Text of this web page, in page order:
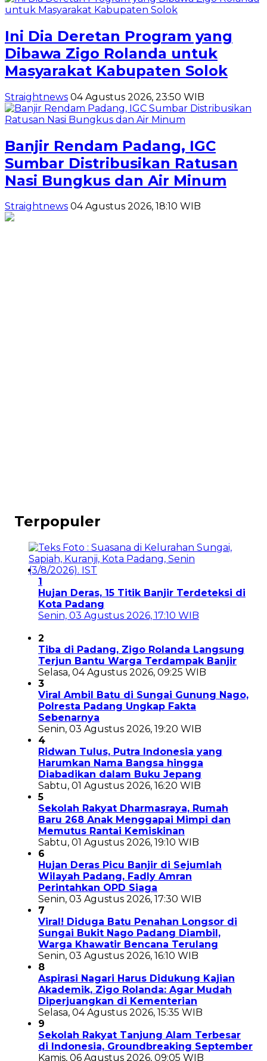
Ini Dia Deretan Program yang
Dibawa Zigo Rolanda untuk
Masyarakat Kabupaten Solok
Straightnews 04 Agustus 2026, 23:50 WIB
Banjir Rendam Padang, IGC
Sumbar Distribusikan Ratusan
Nasi Bungkus dan Air Minum
Straightnews 04 Agustus 2026, 18:10 WIB
Terpopuler
1
Hujan Deras, 15 Titik Banjir Terdeteksi di
Kota Padang
Senin, 03 Agustus 2026, 17:10 WIB
2
Tiba di Padang, Zigo Rolanda Langsung
Terjun Bantu Warga Terdampak Banjir
Selasa, 04 Agustus 2026, 09:25 WIB
3
Viral Ambil Batu di Sungai Gunung Nago,
Polresta Padang Ungkap Fakta
Sebenarnya
Senin, 03 Agustus 2026, 19:20 WIB
4
Ridwan Tulus, Putra Indonesia yang
Harumkan Nama Bangsa hingga
Diabadikan dalam Buku Jepang
Sabtu, 01 Agustus 2026, 16:20 WIB
5
Sekolah Rakyat Dharmasraya, Rumah
Baru 268 Anak Menggapai Mimpi dan
Memutus Rantai Kemiskinan
Sabtu, 01 Agustus 2026, 19:10 WIB
6
Hujan Deras Picu Banjir di Sejumlah
Wilayah Padang, Fadly Amran
Perintahkan OPD Siaga
Senin, 03 Agustus 2026, 17:30 WIB
7
Viral! Diduga Batu Penahan Longsor di
Sungai Bukit Nago Padang Diambil,
Warga Khawatir Bencana Terulang
Senin, 03 Agustus 2026, 16:10 WIB
8
Aspirasi Nagari Harus Didukung Kajian
Akademik, Zigo Rolanda: Agar Mudah
Diperjuangkan di Kementerian
Selasa, 04 Agustus 2026, 15:35 WIB
9
Sekolah Rakyat Tanjung Alam Terbesar
di Indonesia, Groundbreaking September
Kamis, 06 Agustus 2026, 09:05 WIB